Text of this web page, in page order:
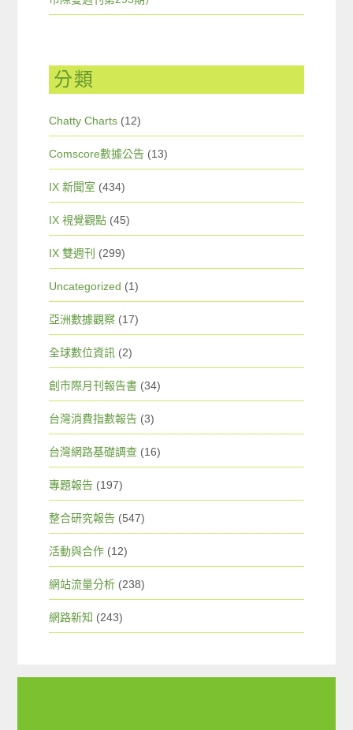
分類
Chatty Charts (12)
Comscore數據公告 (13)
IX 新聞室 (434)
IX 視覺觀點 (45)
IX 雙週刊 (299)
Uncategorized (1)
亞洲數據觀察 (17)
全球數位資訊 (2)
創市際月刊報告書 (34)
台灣消費指數報告 (3)
台灣網路基礎調查 (16)
專題報告 (197)
整合研究報告 (547)
活動與合作 (12)
網站流量分析 (238)
網路新知 (243)